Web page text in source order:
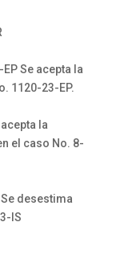
Se acepta la
1120-23-EP.
la
el caso No. 8-
desestima
IS